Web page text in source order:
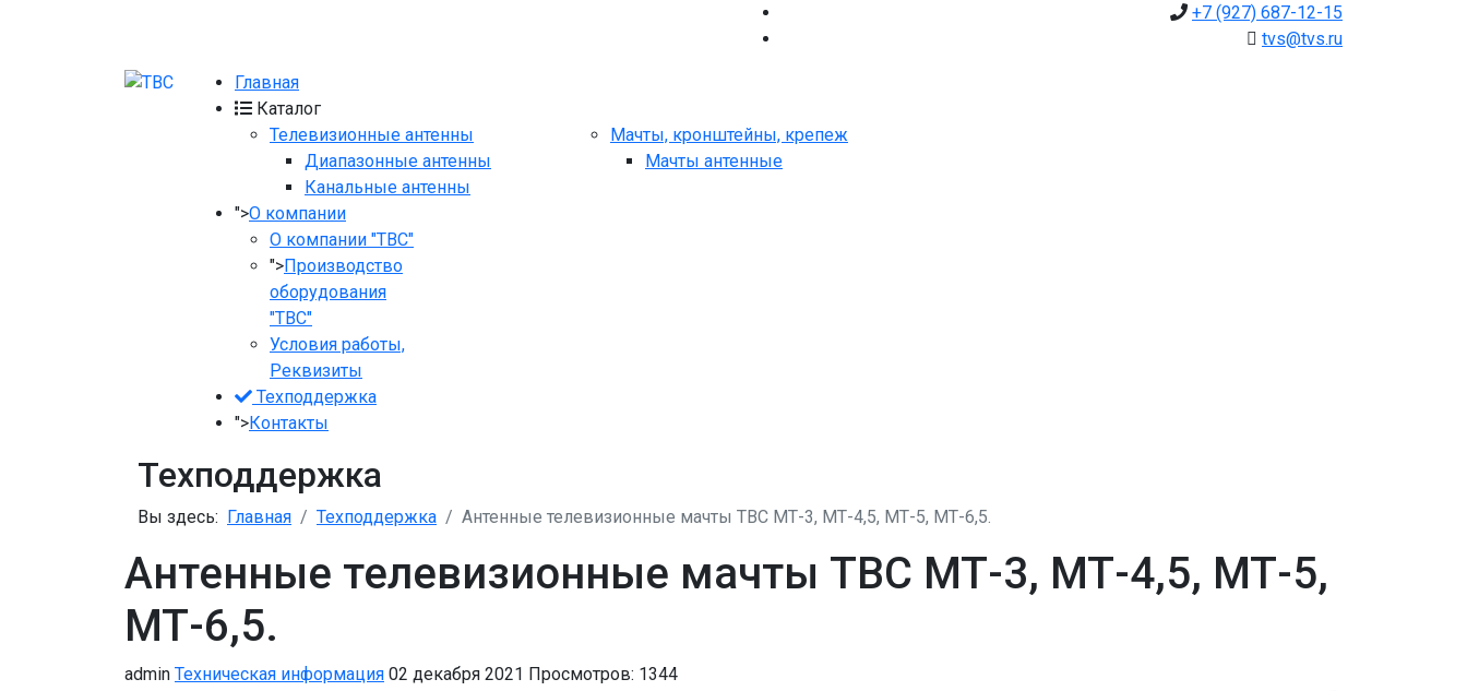
+7 (927) 687-12-15
tvs@tvs.ru
Главная
Каталог
Телевизионные антенны
Диапазонные антенны
Канальные антенны
Мачты, кронштейны, крепеж
Мачты антенные
">О компании
О компании "ТВС"
">Производство
оборудования
"ТВС"
Условия работы,
Реквизиты
Теxподдержка
">Контакты
Теxподдержка
Вы здесь: Главная Теxподдержка Антенные телевизионные мачты ТВС МТ-3, МТ-4,5, МТ-5, МТ-6,5.
Антенные телевизионные мачты ТВС МТ-3, МТ-4,5, МТ-5,
МТ-6,5.
admin Техническая информация 02 декабря 2021 Просмотров: 1344